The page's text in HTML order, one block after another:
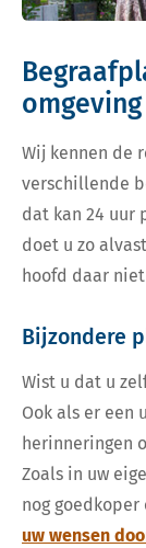
omgeving
Wij kennen de
verschillende
dat kan 24 uur
doet u zo
hoofd daar
Bijzondere
Wist u dat u
Ook als er een
herinneringen
Zoals in uw
nog goedkoper
uw wensen